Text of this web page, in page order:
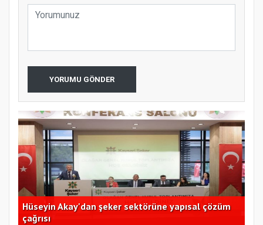
YORUMU GÖNDER
Hüseyin Akay'dan şeker sektörüne yapısal çözüm
çağrısı